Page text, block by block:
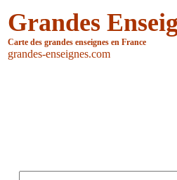
Grandes
Carte des grandes enseignes en France
grandes-enseignes.com